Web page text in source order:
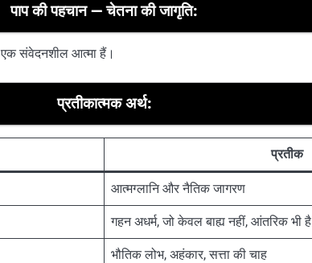
पाप की पहचान — चेतना की जागृति:
एक संवेदनशील आत्मा हैं।
प्रतीकात्मक अर्थ:
प्रतीक
आत्मग्लानि और नैतिक जागरण
गहन अधर्म, जो केवल बाह्य नहीं, आंतरिक भी है
भौतिक लोभ, अहंकार, सत्ता की चाह